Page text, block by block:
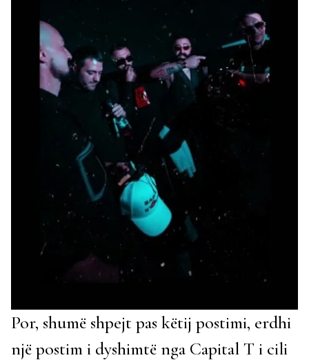
Por, shumë shpejt pas këtij postimi, erdhi
një postim i dyshimtë nga Capital T i cili